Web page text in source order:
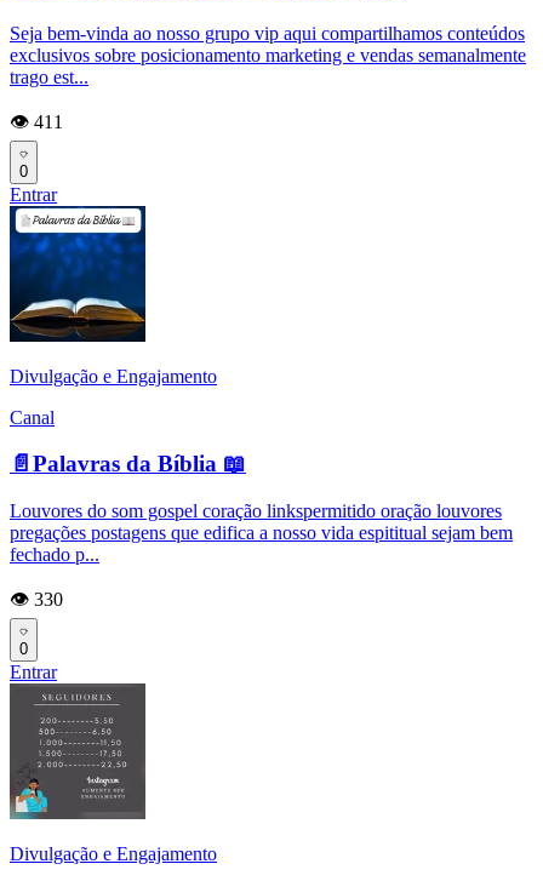
Seja bem-vinda ao nosso grupo vip aqui compartilhamos conteúdos
exclusivos sobre posicionamento marketing e vendas semanalmente
trago est...
👁️ 411
0
Entrar
Divulgação e Engajamento
Canal
📄Palavras da Bíblia 📖
Louvores do som gospel coração linkspermitido oração louvores
pregações postagens que edifica a nosso vida espititual sejam bem
fechado p...
👁️ 330
0
Entrar
Divulgação e Engajamento